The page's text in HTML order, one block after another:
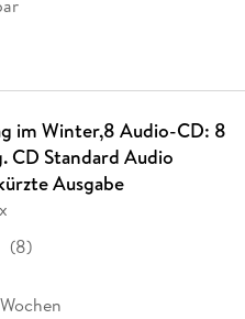
im Winter,8 Audio-CD: 8
CD Standard Audio
Ausgabe
(8)